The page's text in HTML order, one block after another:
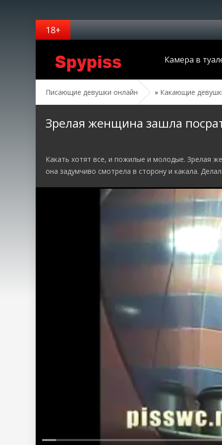
Камера в
Писающие девушки онлайн » Какающие
Зрелая женщина зашла
Какать хотят все, и пожилые и молодые. Зрелая
она задумчиво смотрела в сторону и какала.